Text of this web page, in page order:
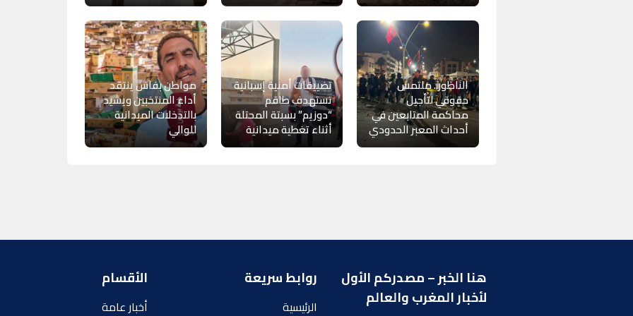
الناظور.. ملتمس
حقوقي لتأجيل
محاكمة المتابعين في
أحداث المعبر الحدودي
تضييقات أمنية إسبانية
تستهدف طاقم
“دوزيم” بسبتة المحتلة
أثناء تغطية ميدانية
مواطن بفاس ينتقد
أداء المنتخبين ويشيد
بالتدخلات الميدانية
للوالي
هنا الخبر – مصدركم الأول
لأخبار المغرب والعالم
روابط سريعة
الرئيسية
الأقسام
أخبار عامة